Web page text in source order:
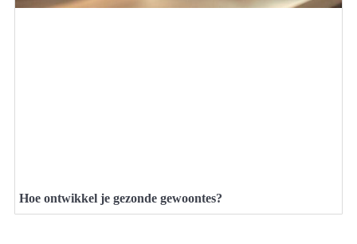
Hoe ontwikkel je gezonde gewoontes?